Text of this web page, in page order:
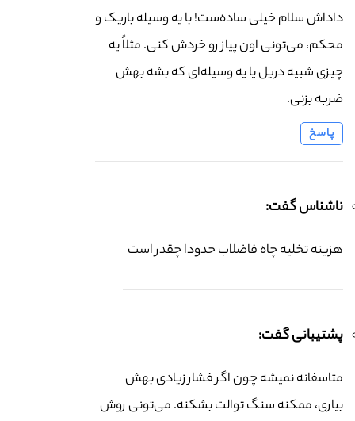
داداش سلام خیلی ساده‌ست! با یه وسیله باریک و
محکم، می‌تونی اون پیاز رو خردش کنی. مثلاً یه
چیزی شبیه دریل یا یه وسیله‌ای که بشه بهش
ضربه بزنی.
پاسخ
ناشناس گفت:
هزینه تخلیه چاه فاضلاب حدودا چقدر است
پشتیبانی گفت:
متاسفانه نمیشه چون اگر فشار زیادی بهش
بیاری، ممکنه سنگ توالت بشکنه. می‌تونی روش